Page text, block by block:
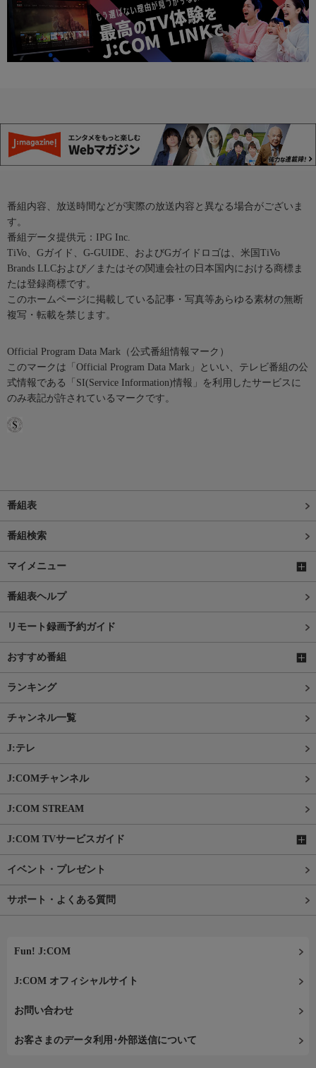
番組内容、放送時間などが実際の放送内容と異なる場合がございま
す。
番組データ提供元：IPG Inc.
TiVo、Gガイド、G-GUIDE、およびGガイドロゴは、米国TiVo
Brands LLCおよび／またはその関連会社の日本国内における商標ま
たは登録商標です。
このホームページに掲載している記事・写真等あらゆる素材の無断
複写・転載を禁じます。
Official Program Data Mark（公式番組情報マーク）
このマークは「Official Program Data Mark」といい、テレビ番組の公
式情報である「SI(Service Information)情報」を利用したサービスに
のみ表記が許されているマークです。
番組表
番組検索
マイメニュー
番組表ヘルプ
リモート録画予約ガイド
おすすめ番組
ランキング
チャンネル一覧
J:テレ
J:COMチャンネル
J:COM STREAM
J:COM TVサービスガイド
イベント・プレゼント
サポート・よくある質問
Fun! J:COM
J:COM オフィシャルサイト
お問い合わせ
お客さまのデータ利用･外部送信について